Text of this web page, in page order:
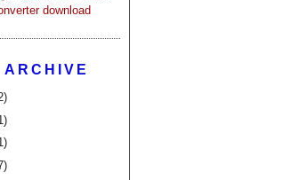
download
ARCHIVE